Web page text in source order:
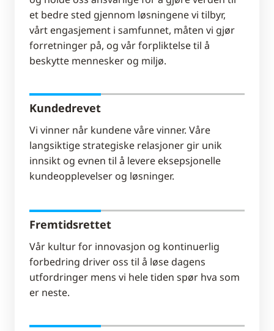
et bedre sted gjennom løsningene vi tilbyr,
vårt engasjement i samfunnet, måten vi gjør
forretninger på, og vår forpliktelse til å
beskytte mennesker og miljø.
Kundedrevet
Vi vinner når kundene våre vinner. Våre
langsiktige strategiske relasjoner gir unik
innsikt og evnen til å levere eksepsjonelle
kundeopplevelser og løsninger.
Fremtidsrettet
Vår kultur for innovasjon og kontinuerlig
forbedring driver oss til å løse dagens
utfordringer mens vi hele tiden spør hva som
er neste.